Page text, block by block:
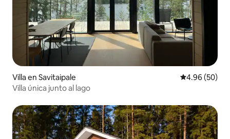
Villa en Savitaipale Calificación
4.96 (50)
Villa única junto al lago